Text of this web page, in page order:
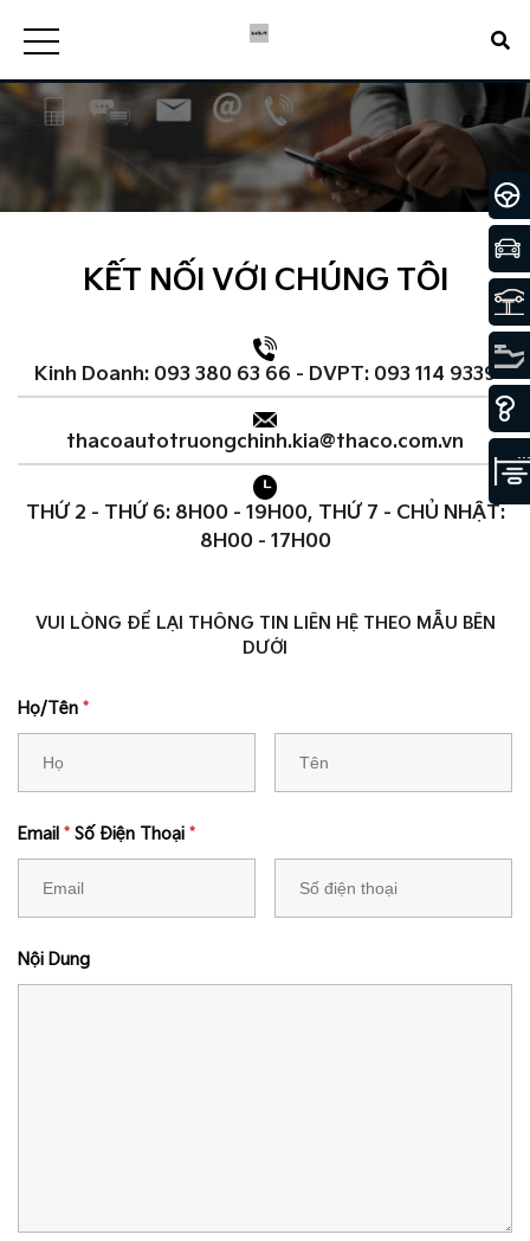
KẾT NỐI VỚI CHÚNG TÔI
Kinh Doanh: 093 380 63 66 - DVPT: 093 114 9339
thacoautotruongchinh.kia@thaco.com.vn
THỨ 2 - THỨ 6: 8H00 - 19H00, THỨ 7 - CHỦ NHẬT:
8H00 - 17H00
VUI LÒNG ĐỂ LẠI THÔNG TIN LIÊN HỆ THEO MẪU BÊN
DƯỚI
Họ/Tên *
Email * Số Điện Thoại *
Nội Dung